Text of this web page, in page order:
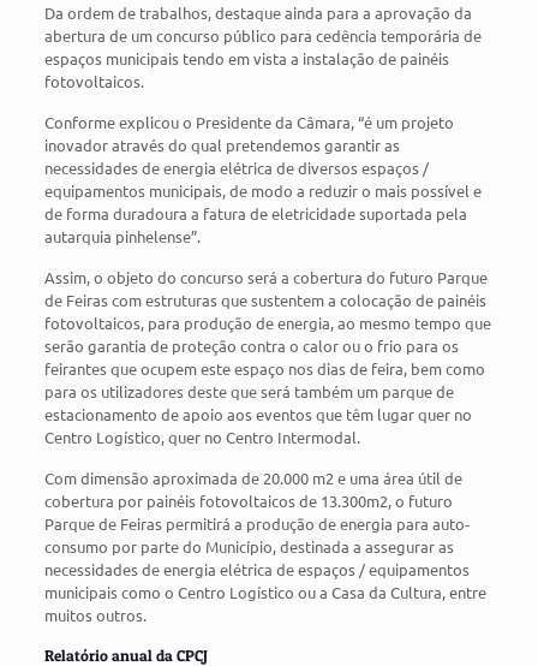
Da ordem de trabalhos, destaque ainda para a aprovação da
abertura de um concurso público para cedência temporária de
espaços municipais tendo em vista a instalação de painéis
fotovoltaicos.
Conforme explicou o Presidente da Câmara, “é um projeto
inovador através do qual pretendemos garantir as
necessidades de energia elétrica de diversos espaços /
equipamentos municipais, de modo a reduzir o mais possível e
de forma duradoura a fatura de eletricidade suportada pela
autarquia pinhelense”.
Assim, o objeto do concurso será a cobertura do futuro Parque
de Feiras com estruturas que sustentem a colocação de painéis
fotovoltaicos, para produção de energia, ao mesmo tempo que
serão garantia de proteção contra o calor ou o frio para os
feirantes que ocupem este espaço nos dias de feira, bem como
para os utilizadores deste que será também um parque de
estacionamento de apoio aos eventos que têm lugar quer no
Centro Logístico, quer no Centro Intermodal.
Com dimensão aproximada de 20.000 m2 e uma área útil de
cobertura por painéis fotovoltaicos de 13.300m2, o futuro
Parque de Feiras permitirá a produção de energia para auto-
consumo por parte do Município, destinada a assegurar as
necessidades de energia elétrica de espaços / equipamentos
municipais como o Centro Logístico ou a Casa da Cultura, entre
muitos outros.
Relatório anual da CPCJ